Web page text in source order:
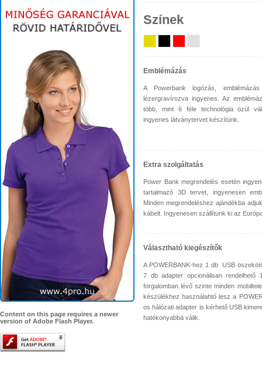
Content on this page requires a newer
version of Adobe Flash Player.
Színek
Emblémázás
A Powerbank logózás,
lézergravírozva ingyenes. Az
több, mint 6 féle technológia özül
ingyenes látványtervet készítünk.
Extra szolgáltatás
Power Bank megrendelés esetén
tartalmazó 3D tervet, ingyenesen
Minden megrendeléshez ajándékba
kábelt. Ingyenesen szállítunk ki az
Választható kiegészítők
A POWERBANK-hez 1 db USB
7 db adapter opcionálisan rendelhető
forgalomban lévő szinte minden
készülékhez használahtó lesz a
os hálózati adapter is kérhető USB
hatékonyabbá válik.